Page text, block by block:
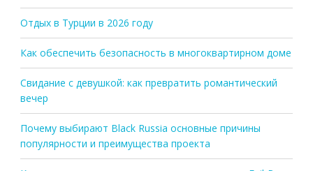
Отдых в Турции в 2026 году
Как обеспечить безопасность в многоквартирном доме
Свидание с девушкой: как превратить романтический
вечер
Почему выбирают Black Russia основные причины
популярности и преимущества проекта